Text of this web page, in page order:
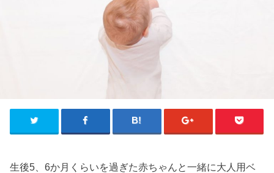
生後5、6か月くらいを過ぎた赤ちゃんと一緒に大人用ベ